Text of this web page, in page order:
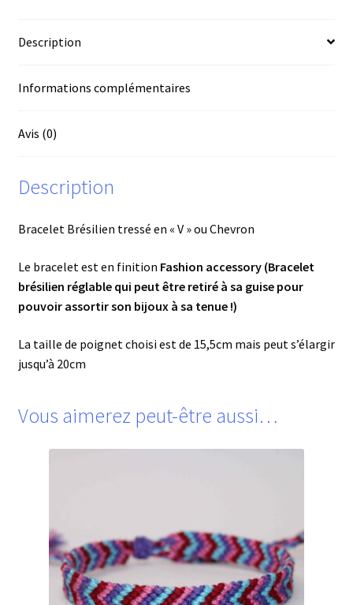
Description
Informations complémentaires
Avis (0)
Description
Bracelet Brésilien tressé en « V » ou Chevron
Le bracelet est en finition Fashion accessory (Bracelet
brésilien réglable qui peut être retiré à sa guise pour
pouvoir assortir son bijoux à sa tenue !)
La taille de poignet choisi est de 15,5cm mais peut s’élargir
jusqu’à 20cm
Vous aimerez peut-être aussi…